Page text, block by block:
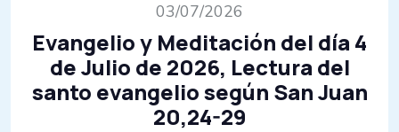
03/07/2026
Evangelio y Meditación del día 4
de Julio de 2026, Lectura del
santo evangelio según San Juan
20,24-29